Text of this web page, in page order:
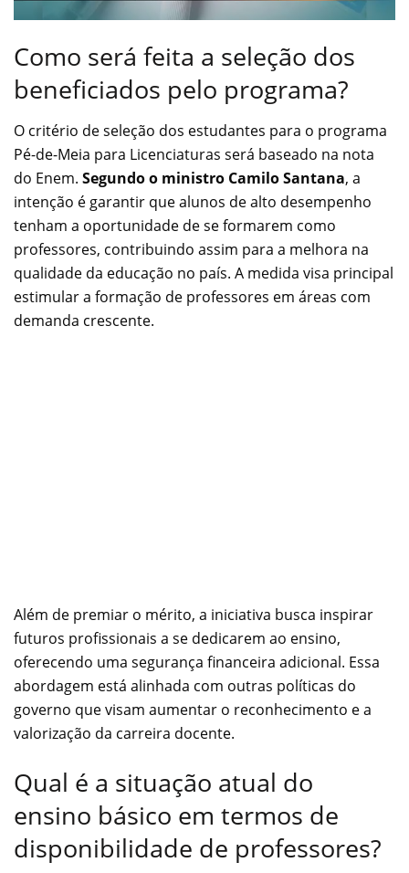
Como será feita a seleção dos
beneficiados pelo programa?
O critério de seleção dos estudantes para o programa
Pé-de-Meia para Licenciaturas será baseado na nota
do Enem. Segundo o ministro Camilo Santana, a
intenção é garantir que alunos de alto desempenho
tenham a oportunidade de se formarem como
professores, contribuindo assim para a melhora na
qualidade da educação no país. A medida visa principal
estimular a formação de professores em áreas com
demanda crescente.
Além de premiar o mérito, a iniciativa busca inspirar
futuros profissionais a se dedicarem ao ensino,
oferecendo uma segurança financeira adicional. Essa
abordagem está alinhada com outras políticas do
governo que visam aumentar o reconhecimento e a
valorização da carreira docente.
Qual é a situação atual do
ensino básico em termos de
disponibilidade de professores?